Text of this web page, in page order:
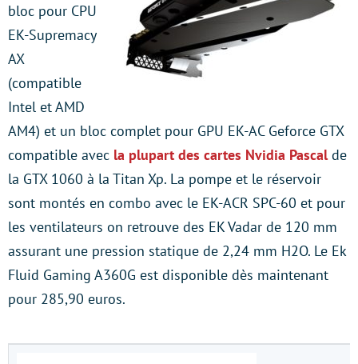
bloc pour CPU
EK-Supremacy
AX
(compatible
Intel et AMD
AM4) et un bloc complet pour GPU EK-AC Geforce GTX
compatible avec la plupart des cartes Nvidia Pascalde
la GTX 1060 à la Titan Xp. La pompe et le réservoir
sont montés en combo avec le EK-ACR SPC-60 et pour
les ventilateurs on retrouve des EK Vadar de 120 mm
assurant une pression statique de 2,24 mm H2O. Le Ek
Fluid Gaming A360G est disponible dès maintenant
pour 285,90 euros.